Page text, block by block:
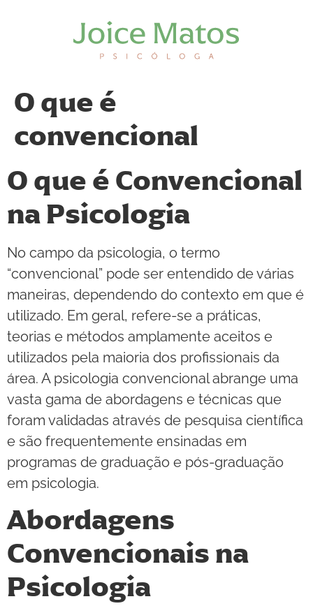
O que é
convencional
O que é Convencional
na Psicologia
No campo da psicologia, o termo
“convencional” pode ser entendido de várias
maneiras, dependendo do contexto em que é
utilizado. Em geral, refere-se a práticas,
teorias e métodos amplamente aceitos e
utilizados pela maioria dos profissionais da
área. A psicologia convencional abrange uma
vasta gama de abordagens e técnicas que
foram validadas através de pesquisa científica
e são frequentemente ensinadas em
programas de graduação e pós-graduação
em psicologia.
Abordagens
Convencionais na
Psicologia